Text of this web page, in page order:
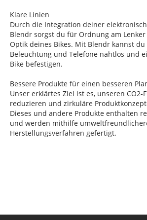
Klare Linien
Durch die Integration deiner
Blendr sorgst du für Ordnung am
Optik deines Bikes. Mit Blendr kannst du
Beleuchtung und Telefone nahtlos und
Bike befestigen.
Bessere Produkte für einen besseren
Unser erklärtes Ziel ist es, unseren CO2-
reduzieren und zirkuläre
Dieses und andere Produkte enthalten
und werden mithilfe
Herstellungsverfahren gefertigt.